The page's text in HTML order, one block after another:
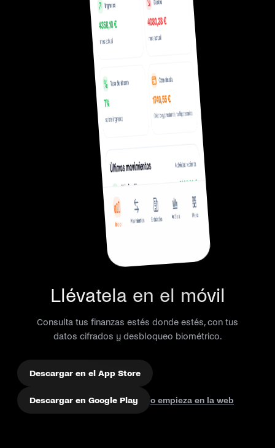
Llévatela en el móvil
Consulta tus finanzas estés donde estés, con tus
datos cifrados y desbloqueo biométrico.
Descargar en el App Store
Descargar en Google Play o empieza en la web